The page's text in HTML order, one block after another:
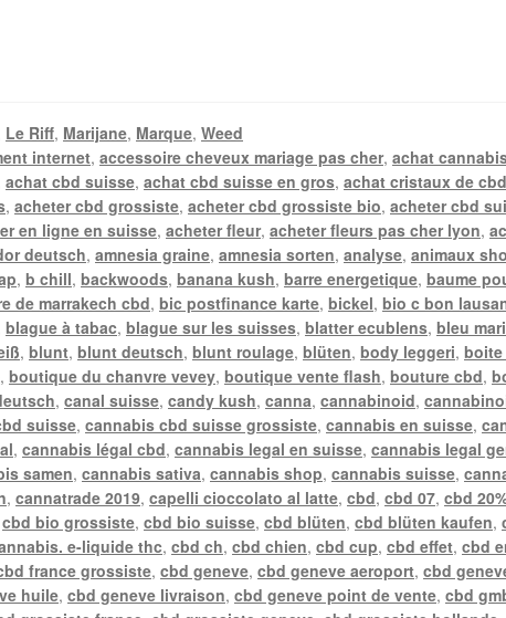
Le Riff, Marijane, Marque,Weed
internet,accessoire cheveux mariage pas cher,achat
achat cbd suisse,achat cbd suisse en gros,achat cristaux de cbd
,acheter cbd grossiste,acheter cbd grossiste bio,acheter cbd
en ligne en suisse,acheter fleur,acheter fleurs pas cher lyon,
deutsch,amnesia graine,amnesia sorten,analyse,animaux
,b chill,backwoods,banana kush,barre energetique,baume
de marrakech cbd,bic postfinance karte,bickel,bio c bon
blague à tabac,blague sur les suisses,blatter ecublens,bleu
,blunt,blunt deutsch,blunt roulage,blüten,body leggeri,
,boutique du chanvre vevey,boutique vente flash,bouture cbd,
,canal suisse,candy kush,canna,cannabinoid,
suisse,cannabis cbd suisse grossiste,cannabis en suisse,
,cannabis légal cbd,cannabis legal en suisse,cannabis legal
samen,cannabis sativa,cannabis shop,cannabis suisse,
,cannatrade 2019,capelli cioccolato al latte,cbd,cbd 07,cbd
cbd bio grossiste,cbd bio suisse,cbd blüten,cbd blüten kaufen,
e-liquide thc,cbd ch,cbd chien,cbd cup,cbd effet,cbd
france grossiste,cbd geneve,cbd geneve aeroport,cbd
huile,cbd geneve livraison,cbd geneve point de vente,cbd